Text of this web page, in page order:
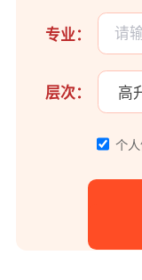
专业：
层次：
个